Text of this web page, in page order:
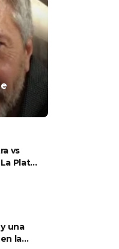
vs
Plata,
una
la